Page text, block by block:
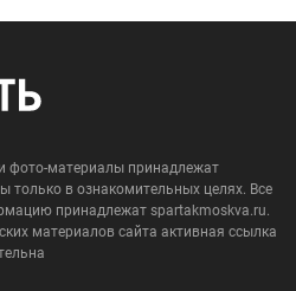
фото-материалы принадлежат
только в ознакомительных целях. Все
принадлежат spartakmoskva.ru.
материалов сайта активная ссылка